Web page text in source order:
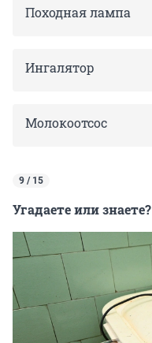
Походная лампа
Ингалятор
Молокоотсос
9 / 15
Угадаете или знаете?